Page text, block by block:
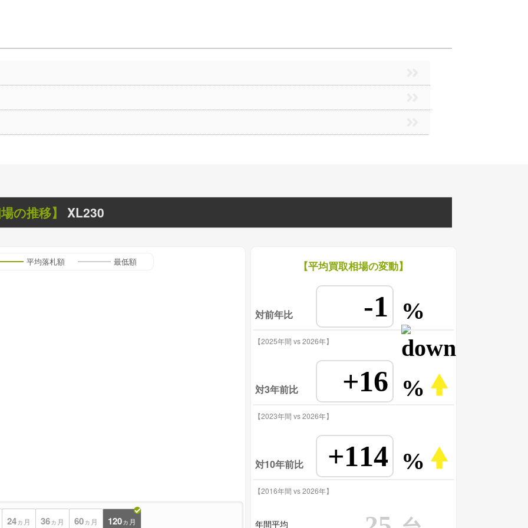
の推移】 XL230
平均落札額 最低額
24ヵ月 36ヵ月 60ヵ月 120ヵ月
【平均買取相場の変動】
対前年比 -1 %
【2025年間 vs 2026年】
対3年前比 +16 %
【2023年間 vs 2026年】
対10年前比 +114 %
【2016年間 vs 2026年】
年間平均